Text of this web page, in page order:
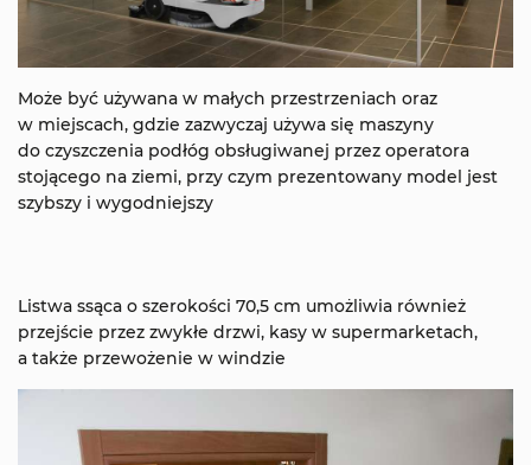
Może być używana w małych przestrzeniach oraz
w miejscach, gdzie zazwyczaj używa się maszyny
do czyszczenia podłóg obsługiwanej przez operatora
stojącego na ziemi, przy czym prezentowany model jest
szybszy i wygodniejszy
Listwa ssąca o szerokości 70,5 cm umożliwia również
przejście przez zwykłe drzwi, kasy w supermarketach,
a także przewożenie w windzie